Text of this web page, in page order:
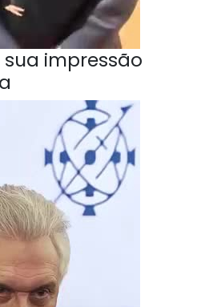
impressão